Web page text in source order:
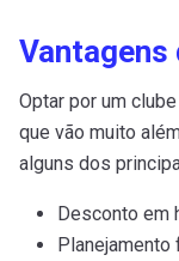
Vantagens
Optar por um
que vão muito
alguns dos
Desconto em
Planejamento